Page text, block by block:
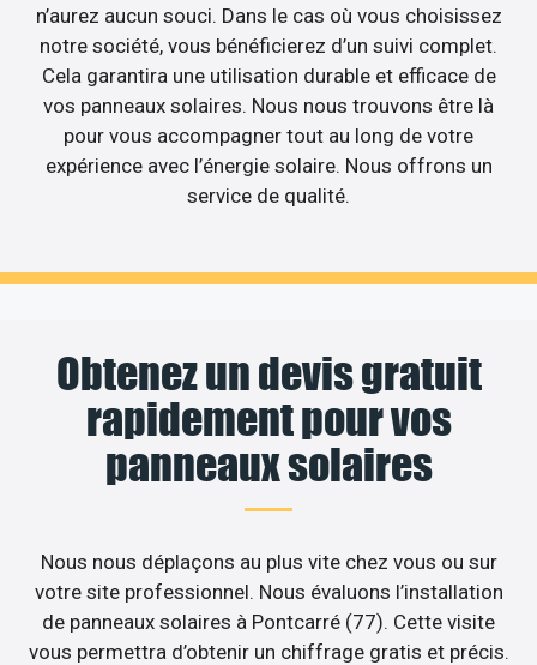
n’aurez aucun souci. Dans le cas où vous choisissez
notre société, vous bénéficierez d’un suivi complet.
Cela garantira une utilisation durable et efficace de
vos panneaux solaires. Nous nous trouvons être là
pour vous accompagner tout au long de votre
expérience avec l’énergie solaire. Nous offrons un
service de qualité.
Obtenez un devis gratuit
rapidement pour vos
panneaux solaires
Nous nous déplaçons au plus vite chez vous ou sur
votre site professionnel. Nous évaluons l’installation
de panneaux solaires à Pontcarré (77). Cette visite
vous permettra d’obtenir un chiffrage gratis et précis.